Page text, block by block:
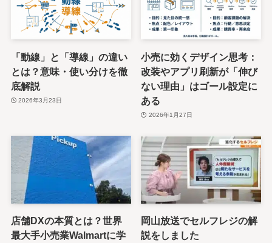
「動線」と「導線」の違い
とは？意味・使い分けを徹
底解説
2026年3月23日
小売に効くデザイン思考：
改装やアプリ刷新が「伸び
ない理由」はゴール設定に
ある
2026年1月27日
店舗DXの本質とは？世界
最大手小売業Walmartに学
岡山放送でセルフレジの解
説をしました